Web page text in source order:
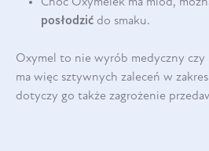
Choć Oxymelek ma miód,
posłodzić do smaku.
Oxymel to nie wyrób medyczny
ma więc sztywnych zaleceń w
dotyczy go także zagrożenie